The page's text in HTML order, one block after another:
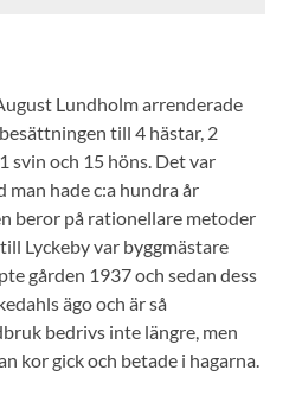
Lundholm arrenderade
till 4 hästar, 2
svin och 15 höns. Det var
hade c:a hundra år
beror på rationellare metoder
Lyckeby var byggmästare
gården 1937 och sedan dess
ägo och är så
bedrivs inte längre, men
kor gick och betade i hagarna.